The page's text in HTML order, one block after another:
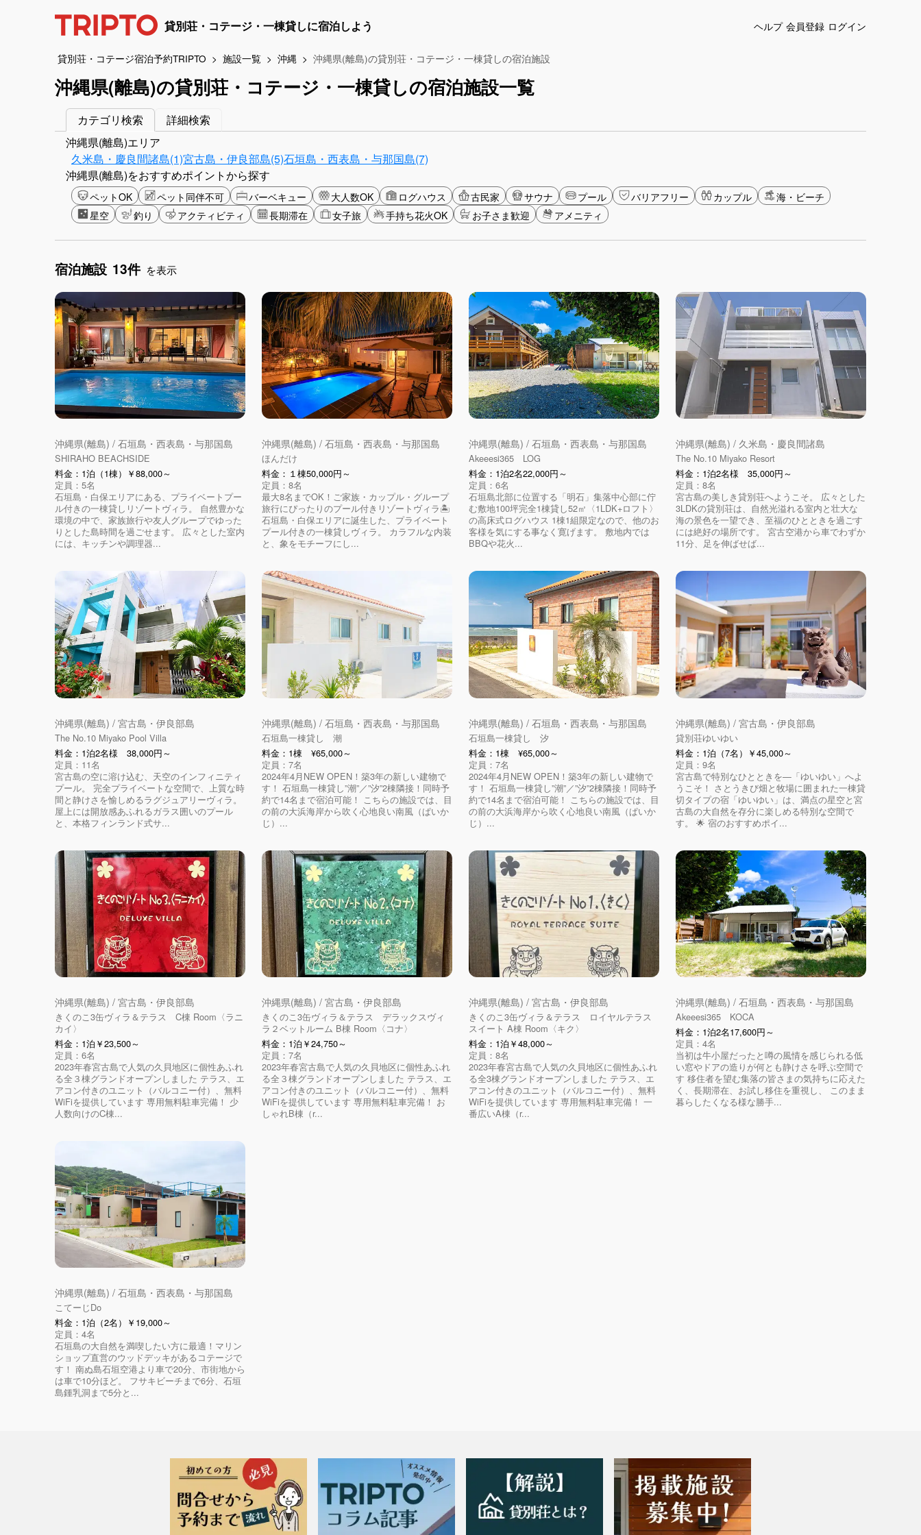
貸別荘・コテージ・一棟貸しに宿泊しよう ヘルプ 会員登録 ログイン
貸別荘・コテージ宿泊予約TRIPTO 施設一覧 沖縄 沖縄県(離島)の貸別荘・コテージ・一棟貸しの宿泊施設
沖縄県(離島)の貸別荘・コテージ・一棟貸しの宿泊施設一覧
カテゴリ検索
詳細検索
沖縄県(離島)エリア
久米島・慶良間諸島(1)宮古島・伊良部島(5)石垣島・西表島・与那国島(7)
沖縄県(離島)をおすすめポイントから探す
ペットOK ペット同伴不可 バーベキュー 大人数OK ログハウス 古民家 サウナ プール バリアフリー カップル
海・ビーチ
星空
釣り アクティビティ 長期滞在 女子旅 手持ち花火OK お子さま歓迎 アメニティ
宿泊施設 13件 を表示
沖縄県(離島) / 石垣島・西表島・与那国島
SHIRAHO BEACHSIDE
料金：1泊（1棟）￥88,000～
定員：5名
石垣島・白保エリアにある、プライベートプー
ル付きの一棟貸しリゾートヴィラ。 自然豊かな
環境の中で、家族旅行や友人グループでゆった
りとした島時間を過ごせます。 広々とした室内
には、キッチンや調理器...
沖縄県(離島) / 石垣島・西表島・与那国島
ほんだけ
料金：１棟50,000円～
定員：8名
最大8名までOK！ご家族・カップル・グループ
旅行にぴったりのプール付きリゾートヴィラ🏝
石垣島・白保エリアに誕生した、プライベート
プール付きの一棟貸しヴィラ。 カラフルな内装
と、象をモチーフにし...
沖縄県(離島) / 石垣島・西表島・与那国島
Akeeesi365 LOG
料金：1泊2名22,000円～
定員：6名
石垣島北部に位置する「明石」集落中心部に佇
む敷地100坪完全1棟貸し52㎡〈1LDK+ロフト〉
の高床式ログハウス 1棟1組限定なので、他のお
客様を気にする事なく寛げます。 敷地内では
BBQや花火...
沖縄県(離島) / 久米島・慶良間諸島
The No.10 Miyako Resort
料金：1泊2名様 35,000円～
定員：8名
宮古島の美しき貸別荘へようこそ。 広々とした
3LDKの貸別荘は、自然光溢れる室内と壮大な
海の景色を一望でき、至福のひとときを過ごす
には絶好の場所です。 宮古空港から車でわずか
11分、足を伸ばせば...
沖縄県(離島) / 宮古島・伊良部島
The No.10 Miyako Pool Villa
料金：1泊2名様 38,000円～
定員：11名
宮古島の空に溶け込む、天空のインフィニティ
プール。 完全プライベートな空間で、上質な時
間と静けさを愉しめるラグジュアリーヴィラ。
屋上には開放感あふれるガラス囲いのプール
と、本格フィンランド式サ...
沖縄県(離島) / 石垣島・西表島・与那国島
石垣島一棟貸し 潮
料金：1棟 ¥65,000～
定員：7名
2024年4月NEW OPEN！築3年の新しい建物で
す！ 石垣島一棟貸し”潮”／”汐”2棟隣接！同時予
約で14名まで宿泊可能！ こちらの施設では、目
の前の大浜海岸から吹く心地良い南風（ぱいか
じ）...
沖縄県(離島) / 石垣島・西表島・与那国島
石垣島一棟貸し 汐
料金：1棟 ¥65,000～
定員：7名
2024年4月NEW OPEN！築3年の新しい建物で
す！ 石垣島一棟貸し”潮”／”汐”2棟隣接！同時予
約で14名まで宿泊可能！ こちらの施設では、目
の前の大浜海岸から吹く心地良い南風（ぱいか
じ）...
沖縄県(離島) / 宮古島・伊良部島
貸別荘ゆいゆい
料金：1泊（7名）￥45,000～
定員：9名
宮古島で特別なひとときを—「ゆいゆい」へよ
うこそ！ さとうきび畑と牧場に囲まれた一棟貸
切タイプの宿「ゆいゆい」は、満点の星空と宮
古島の大自然を存分に楽しめる特別な空間で
す。 🌟 宿のおすすめポイ...
沖縄県(離島) / 宮古島・伊良部島
きくのこ3缶ヴィラ＆テラス C棟 Room〈ラニ
カイ〉
料金：1泊￥23,500～
定員：6名
2023年春宮古島で人気の久貝地区に個性あふれ
る全３棟グランドオープンしました テラス、エ
アコン付きのユニット（バルコニー付）、無料
WiFiを提供しています 専用無料駐車完備！ 少
人数向けのC棟...
沖縄県(離島) / 宮古島・伊良部島
きくのこ3缶ヴィラ＆テラス デラックスヴィ
ラ２ベットルーム B棟 Room〈コナ〉
料金：1泊￥24,750～
定員：7名
2023年春宮古島で人気の久貝地区に個性あふれ
る全３棟グランドオープンしました テラス、エ
アコン付きのユニット（バルコニー付）、無料
WiFiを提供しています 専用無料駐車完備！ お
しゃれB棟（r...
沖縄県(離島) / 宮古島・伊良部島
きくのこ3缶ヴィラ＆テラス ロイヤルテラス
スイート A棟 Room〈キク〉
料金：1泊￥48,000～
定員：8名
2023年春宮古島で人気の久貝地区に個性あふれ
る全3棟グランドオープンしました テラス、エ
アコン付きのユニット（バルコニー付）、無料
WiFiを提供しています 専用無料駐車完備！ 一
番広いA棟（r...
沖縄県(離島) / 石垣島・西表島・与那国島
Akeeesi365 KOCA
料金：1泊2名17,600円～
定員：4名
当初は牛小屋だったと噂の風情を感じられる低
い窓やドアの造りが何とも静けさを呼ぶ空間で
す 移住者を望む集落の皆さまの気持ちに応えた
く、長期滞在、お試し移住を重視し、 このまま
暮らしたくなる様な勝手...
沖縄県(離島) / 石垣島・西表島・与那国島
こてーじDo
料金：1泊（2名）￥19,000～
定員：4名
石垣島の大自然を満喫したい方に最適！マリン
ショップ直営のウッドデッキがあるコテージで
す！ 南ぬ島石垣空港より車で20分、市街地から
は車で10分ほど。 フサキビーチまで6分、石垣
島鍾乳洞まで5分と...